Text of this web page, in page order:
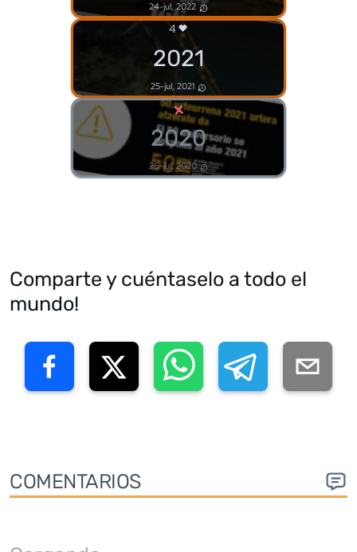
24-jul, 2022
4
2021
25-jul, 2021
×
2020
26-jul, 2020
Comparte y cuéntaselo a todo el
mundo!
COMENTARIOS